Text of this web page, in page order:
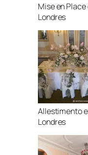
Mise en
Londres
Allestimento
Londres